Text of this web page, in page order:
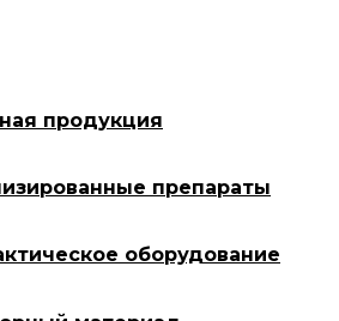
продукция
препараты
оборудование